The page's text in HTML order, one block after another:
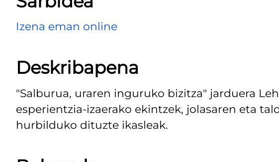
Izena eman online
Deskribapena
"Salburua, uraren inguruko bizitza" jarduera
esperientzia-izaerako ekintzek, jolasaren eta
hurbilduko dituzte ikasleak.